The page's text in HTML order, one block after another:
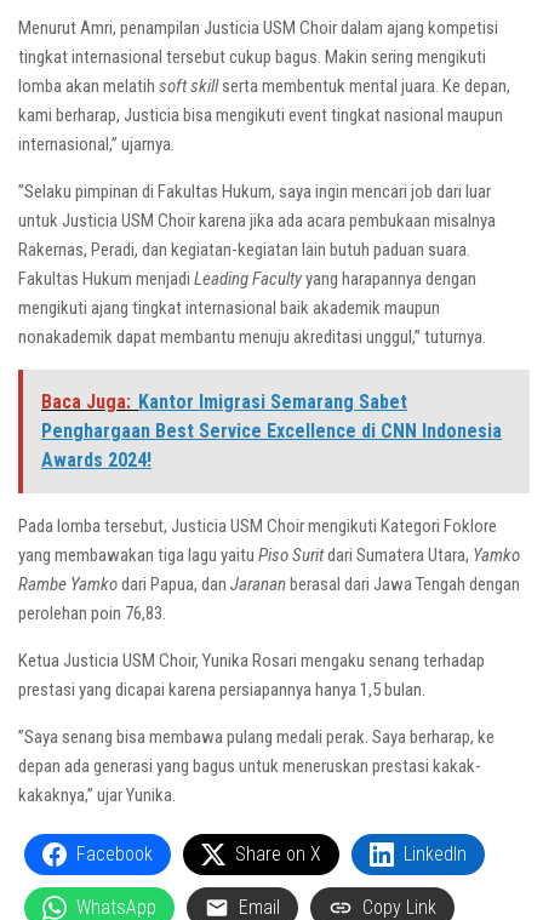
Menurut Amri, penampilan Justicia USM Choir dalam ajang kompetisi
tingkat internasional tersebut cukup bagus. Makin sering mengikuti
lomba akan melatih soft skillserta membentuk mental juara. Ke depan,
kami berharap, Justicia bisa mengikuti event tingkat nasional maupun
internasional,” ujarnya.
”Selaku pimpinan di Fakultas Hukum, saya ingin mencari job dari luar
untuk Justicia USM Choir karena jika ada acara pembukaan misalnya
Rakernas, Peradi, dan kegiatan-kegiatan lain butuh paduan suara.
Fakultas Hukum menjadi Leading Facultyyang harapannya dengan
mengikuti ajang tingkat internasional baik akademik maupun
nonakademik dapat membantu menuju akreditasi unggul,” tuturnya.
Baca Juga: Kantor Imigrasi Semarang Sabet
Penghargaan Best Service Excellence di CNN Indonesia
Awards 2024!
Pada lomba tersebut, Justicia USM Choir mengikuti Kategori Foklore
yang membawakan tiga lagu yaitu Piso Suritdari Sumatera Utara, Yamko
Rambe Yamkodari Papua, dan Jarananberasal dari Jawa Tengah dengan
perolehan poin 76,83.
Ketua Justicia USM Choir, Yunika Rosari mengaku senang terhadap
prestasi yang dicapai karena persiapannya hanya 1,5 bulan.
”Saya senang bisa membawa pulang medali perak. Saya berharap, ke
depan ada generasi yang bagus untuk meneruskan prestasi kakak-
kakaknya,” ujar Yunika.
Facebook Share on X LinkedIn
WhatsApp Email Copy Link